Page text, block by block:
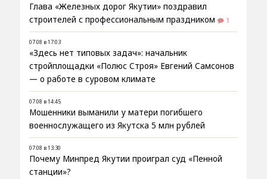
Глава «Железных дорог Якутии» поздравил
строителей с профессиональным праздником
1
07.08 в 17:03
«Здесь нет типовых задач»: начальник
стройплощадки «Полюс Строя» Евгений Самсонов
— о работе в суровом климате
07.08 в 14:45
Мошенники выманили у матери погибшего
военнослужащего из Якутска 5 млн рублей
07.08 в 13:30
Почему Минпред Якутии проиграл суд «Пенной
станции»?